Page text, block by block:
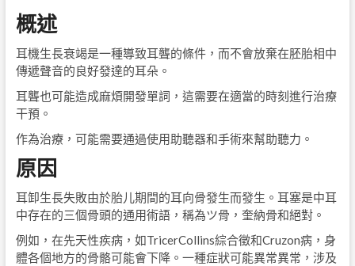
概述
耳機生長衰竭是一種導致耳聾的條件，而不會放棄在胚胎相中
傳遞聲音的良好發達的耳朵。
耳聾也可能造成麻煩開發單詞，這需要在適當的時刻進行治療
干預。
作為治療，可能需要通過使用助聽器和手術來幫助聽力。
原因
耳卸生長失敗由於胎儿期間的耳向骨發生而發生。耳塞是中耳
中存在的三個骨頭的通用術語，稱為ツ骨，奎納骨和絕對。
例如，在先天性疾病，如TricerCollins綜合徵和Cruzon病，身
體各個地方的骨骼可能會下降。一種症狀可能異常異常，涉及